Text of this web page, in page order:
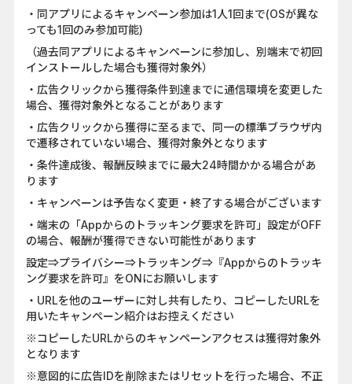
・同アプリによるキャンペーン参加は1人1回まで(OSが異な
っても1回のみ参加可能)
（過去同アプリによるキャンペーンに参加し、別端末で初回
インストールした場合も獲得対象外）
・広告クリックから獲得条件到達までに通信環境を変更した
場合、獲得対象外となることがあります
・広告クリックから獲得に至るまで、同一の標準ブラウザ内
で遷移されていない場合、獲得対象外となります
・条件達成後、報酬反映までに最大24時間かかる場合があ
ります
・キャンペーンは予告なく変更・終了する場合がございます
・端末の「Appからのトラッキング要求を許可」設定がOFF
の場合、報酬が獲得できない可能性があります
設定⇒プライバシー⇒トラッキング⇒『Appからのトラッキ
ング要求を許可』をONにお願いします
・URLを他のユーザーに対し共有したり、コピーしたURLを
用いたキャンペーン紹介はお控えください
※コピーしたURLからのキャンペーンアクセスは獲得対象外
となります
※意図的に広告IDを削除またはリセットを行った場合、不正